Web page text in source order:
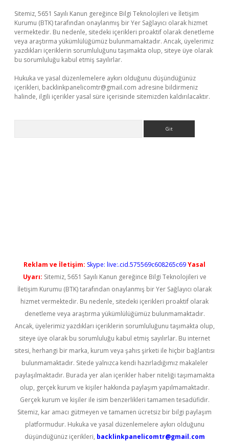
Sitemiz, 5651 Sayılı Kanun gereğince Bilgi Teknolojileri ve İletişim
Kurumu (BTK) tarafından onaylanmış bir Yer Sağlayıcı olarak hizmet
vermektedir. Bu nedenle, sitedeki içerikleri proaktif olarak denetleme
veya araştırma yükümlülüğümüz bulunmamaktadır. Ancak, üyelerimiz
yazdıkları içeriklerin sorumluluğunu taşımakta olup, siteye üye olarak
bu sorumluluğu kabul etmiş sayılırlar.
Hukuka ve yasal düzenlemelere aykırı olduğunu düşündüğünüz
içerikleri, backlinkpanelicomtr@gmail.com adresine bildirmeniz
halinde, ilgili içerikler yasal süre içerisinde sitemizden kaldırılacaktır.
Reklam ve İletişim: Skype: live:.cid.575569c608265c69Yasal
Uyarı: Sitemiz, 5651 Sayılı Kanun gereğince Bilgi Teknolojileri ve
İletişim Kurumu (BTK) tarafından onaylanmış bir Yer Sağlayıcı olarak
hizmet vermektedir. Bu nedenle, sitedeki içerikleri proaktif olarak
denetleme veya araştırma yükümlülüğümüz bulunmamaktadır.
Ancak, üyelerimiz yazdıkları içeriklerin sorumluluğunu taşımakta olup,
siteye üye olarak bu sorumluluğu kabul etmiş sayılırlar. Bu internet
sitesi, herhangi bir marka, kurum veya şahıs şirketi ile hiçbir bağlantısı
bulunmamaktadır. Sitede yalnızca kendi hazırladığımız makaleler
paylaşılmaktadır. Burada yer alan içerikler haber niteliği taşımamakta
olup, gerçek kurum ve kişiler hakkında paylaşım yapılmamaktadır.
Gerçek kurum ve kişiler ile isim benzerlikleri tamamen tesadüfidir.
Sitemiz, kar amacı gütmeyen ve tamamen ücretsiz bir bilgi paylaşım
platformudur. Hukuka ve yasal düzenlemelere aykırı olduğunu
düşündüğünüz içerikleri, backlinkpanelicomtr@gmail.com